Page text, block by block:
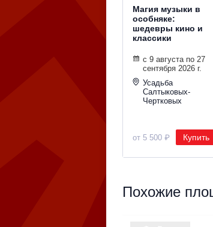
Магия музыки в
особняке:
шедевры кино и
классики
с 9 августа по 27
сентября 2026 г.
Усадьба
Салтыковых-
Чертковых
от 5 500 ₽ Купить
Похожие